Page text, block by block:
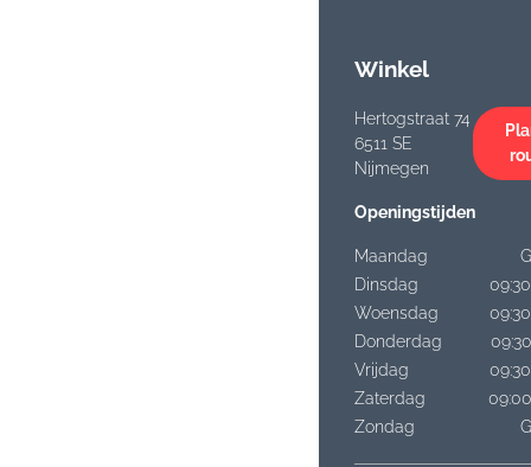
Winkel
Hertogstraat 74
6511 SE
Nijmegen
Openingstijden
Maandag
Dinsdag
Woensdag
Donderdag
Vrijdag
Zaterdag
Zondag